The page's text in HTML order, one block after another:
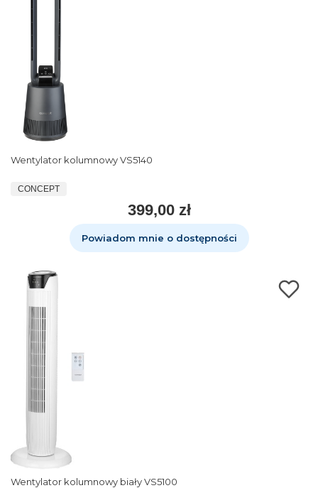
Wentylator kolumnowy VS5140
CONCEPT
399,00 zł
Powiadom mnie o dostępności
Wentylator kolumnowy biały VS5100